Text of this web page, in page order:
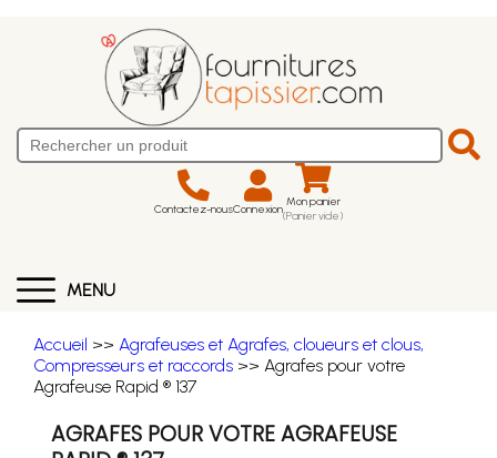
Contactez-nousConnexion Mon panier
(Panier vide)
MENU
Accueil >> Agrafeuses et Agrafes, cloueurs et clous,
Compresseurs et raccords >> Agrafes pour votre
Agrafeuse Rapid ® 137
AGRAFES POUR VOTRE AGRAFEUSE